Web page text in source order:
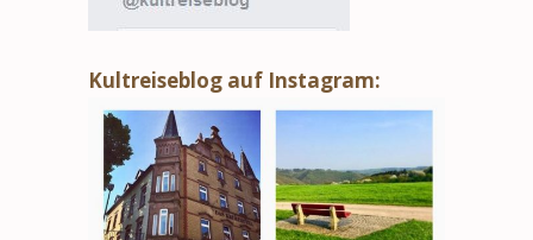
Kultreiseblog auf Instagram: